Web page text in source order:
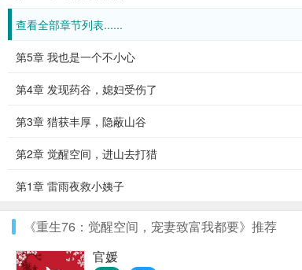
查看全部章节列表......
第5章 我也是一个不小心
第4章 发现药谷，媳妇受伤了
第3章 猎获丰厚，隐蔽山谷
第2章 觉醒空间，进山去打猎
第1章 雷雨夜救小姨子
《重生76：觉醒空间，宠妻致富我都要》推荐
官媛